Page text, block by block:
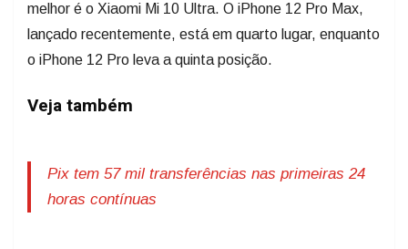
melhor é o Xiaomi Mi 10 Ultra. O iPhone 12 Pro Max,
lançado recentemente, está em quarto lugar, enquanto
o iPhone 12 Pro leva a quinta posição.
Veja também
Pix tem 57 mil transferências nas primeiras 24
horas contínuas